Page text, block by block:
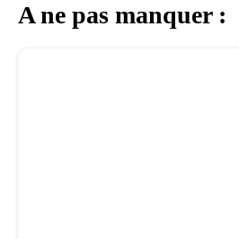
A ne pas manquer :